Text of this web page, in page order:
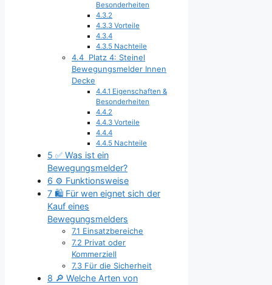
Besonderheiten
4.3.2
4.3.3 Vorteile
4.3.4
4.3.5 Nachteile
4.4 Platz 4: Steinel
Bewegungsmelder Innen
Decke
4.4.1 Eigenschaften &
Besonderheiten
4.4.2
4.4.3 Vorteile
4.4.4
4.4.5 Nachteile
5 ✅ Was ist ein
Bewegungsmelder?
6 ⚙️ Funktionsweise
7 🛍 Für wen eignet sich der
Kauf eines
Bewegungsmelders
7.1 Einsatzbereiche
7.2 Privat oder
Kommerziell
7.3 Für die Sicherheit
8 🔎 Welche Arten von